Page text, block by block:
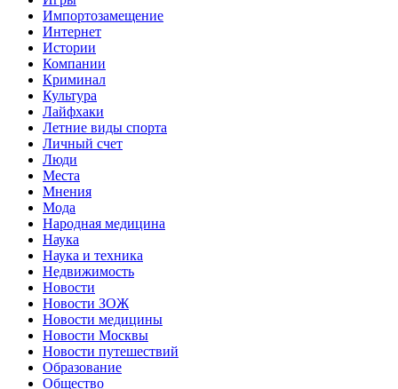
Импортозамещение
Интернет
Истории
Компании
Криминал
Культура
Лайфхаки
Летние виды спорта
Личный счет
Люди
Места
Мнения
Мода
Народная медицина
Наука
Наука и техника
Недвижимость
Новости
Новости ЗОЖ
Новости медицины
Новости Москвы
Новости путешествий
Образование
Общество